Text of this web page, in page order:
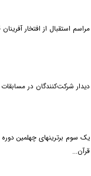
مراسم استقبال از افتخار
دیدار شرکت‌کنندگان در مسابقات
یک سوم برترینهای چهلمین دوره
قرآن...